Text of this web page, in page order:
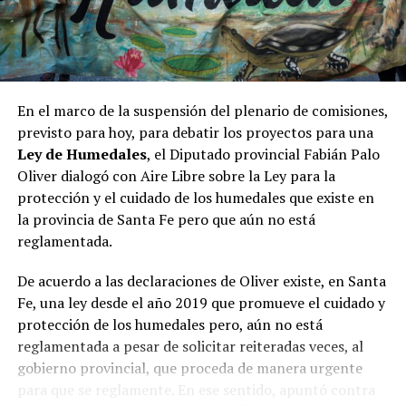
tomarnos el pelo….
Los Intendentes y
Presidentes Comunales de
la Costa del Paraná,
venimos a manifestar
nuestro rechazo a las
dilaciones especulativas
para tratar la Ley de
Humedales (incumpliendo
con lo prometido),
reclamada por toda la
sociedad.
En el marco de la suspensión del plenario de comisiones,
previsto para hoy, para debatir los proyectos para una
Ley de Humedales, el Diputado provincial Fabián Palo
Oliver dialogó con Aire Libre sobre la Ley para la
protección y el cuidado de los humedales que existe en
la provincia de Santa Fe pero que aún no está
reglamentada.
De acuerdo a las declaraciones de Oliver existe, en Santa
Fe, una ley desde el año 2019 que promueve el cuidado y
protección de los humedales pero, aún no está
reglamentada a pesar de solicitar reiteradas veces, al
gobierno provincial, que proceda de manera urgente
para que se reglamente. En ese sentido, apuntó contra